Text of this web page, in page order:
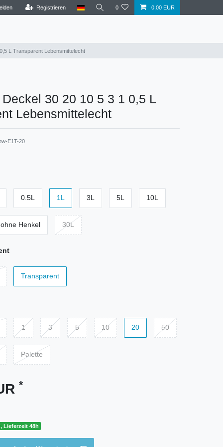
Registrieren 0 0,00 EUR
L Transparent Lebensmittelecht
30 20 10 5 3 1 0,5 L
Lebensmittelecht
E1T-20
0.5L 1L 3L 5L 10L
Henkel 30L
Transparent
1 3 5 10 20 50
Palette
*
Lieferzeit 48h